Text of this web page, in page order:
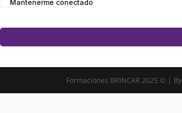
Mantenerme conectado
Formaciones BRINCAR 2025 © | By